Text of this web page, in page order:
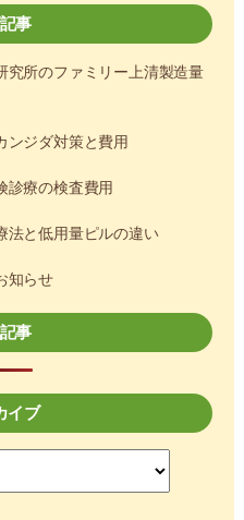
事
究所のファミリー上清製造量
ンジダ対策と費用
診療の検査費用
法と低用量ピルの違い
知らせ
事
イブ